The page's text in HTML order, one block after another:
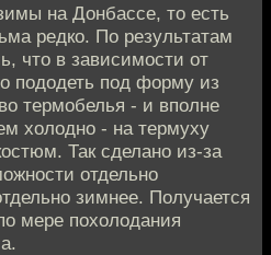
на Донбассе, то есть
редко. По результатам
что в зависимости от
пододеть под форму из
термобелья - и вполне
холодно - на термуху
Так сделано из-за
отдельно
зимнее. Получается
мере похолодания